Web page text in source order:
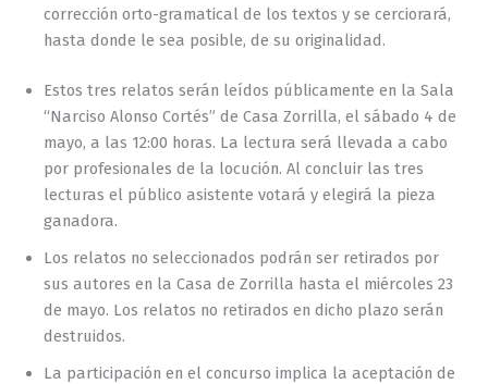
corrección orto-gramatical de los textos y se cerciorará,
hasta donde le sea posible, de su originalidad.
Estos tres relatos serán leídos públicamente en la Sala
“Narciso Alonso Cortés” de Casa Zorrilla, el sábado 4 de
mayo, a las 12:00 horas. La lectura será llevada a cabo
por profesionales de la locución. Al concluir las tres
lecturas el público asistente votará y elegirá la pieza
ganadora.
Los relatos no seleccionados podrán ser retirados por
sus autores en la Casa de Zorrilla hasta el miércoles 23
de mayo. Los relatos no retirados en dicho plazo serán
destruidos.
La participación en el concurso implica la aceptación de